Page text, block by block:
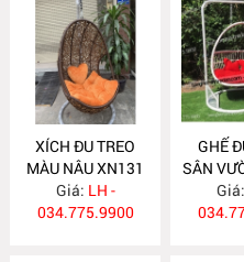
XÍCH ĐU TREO
MÀU NÂU XN131
Giá: LH -
034.775.9900
GHẾ
SÂN
Giá: